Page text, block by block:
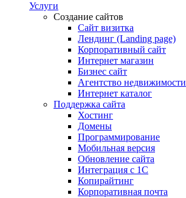
Услуги
Создание сайтов
Сайт визитка
Лендинг (Landing page)
Корпоративный сайт
Интернет магазин
Бизнес сайт
Агентство недвижимости
Интернет каталог
Поддержка сайта
Хостинг
Домены
Программирование
Мобильная версия
Обновление сайта
Интеграция с 1С
Копирайтинг
Корпоративная почта